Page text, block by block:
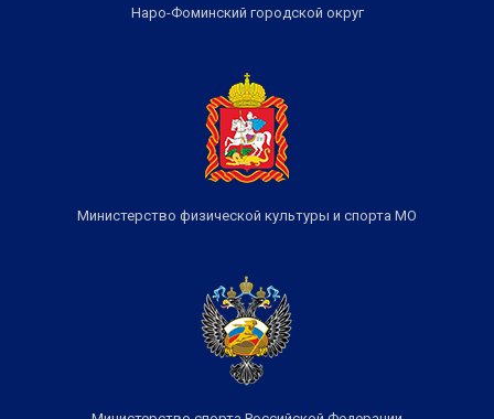
Наро-Фоминский городской округ
Министерство физической культуры и спорта МО